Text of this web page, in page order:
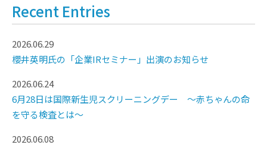
Recent Entries
2026.06.29
櫻井英明氏の「企業IRセミナー」出演のお知らせ
2026.06.24
6月28日は国際新生児スクリーニングデー ～赤ちゃんの命
を守る検査とは～
2026.06.08